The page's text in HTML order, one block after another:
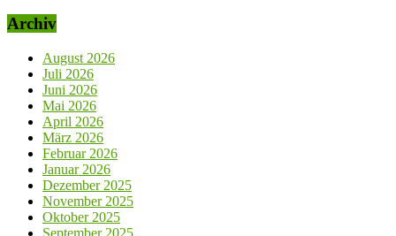
Archiv
August 2026
Juli 2026
Juni 2026
Mai 2026
April 2026
März 2026
Februar 2026
Januar 2026
Dezember 2025
November 2025
Oktober 2025
September 2025